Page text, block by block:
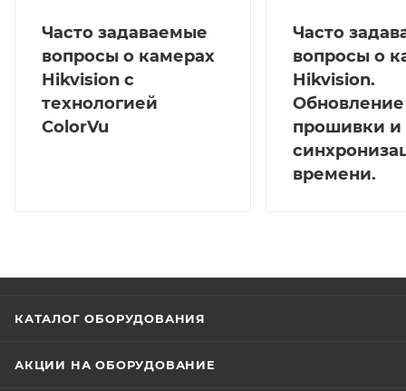
Часто задаваемые
вопросы о камерах
Hikvision с
технологией
ColorVu
Часто
вопросы о
Hikvision.
Обновление
прошивки и
времени.
КАТАЛОГ ОБОРУДОВАНИЯ
АКЦИИ НА ОБОРУДОВАНИЕ